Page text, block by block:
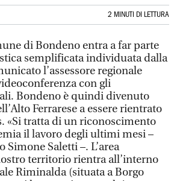
2 MINUTI DI LETTURA
di Bondeno entra a far parte
semplificata individuata dalla
l’assessore regionale
con gli
Bondeno è quindi divenuto
Ferrarese a essere rientrato
«Si tratta di un riconoscimento
il lavoro degli ultimi mesi –
Saletti –. L’area
territorio rientra all’interno
Riminalda (situata a Borgo